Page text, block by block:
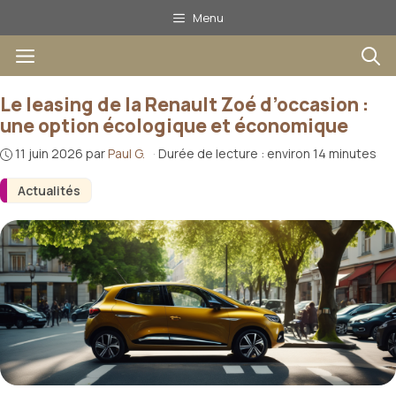
au
contenu
Menu
Menu
Actualités
Le leasing de la Renault Zoé d’occasion :
une option écologique et économique
11 juin 2026 parPaul G. · Durée de lecture : environ 14 minutes